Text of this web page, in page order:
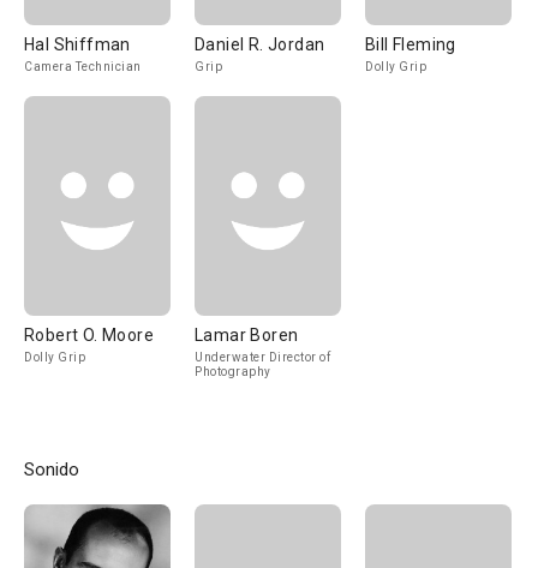
Hal Shiffman
Camera Technician
Daniel R. Jordan
Grip
Bill Fleming
Dolly Grip
Robert O. Moore
Dolly Grip
Lamar Boren
Underwater Director of
Photography
Sonido